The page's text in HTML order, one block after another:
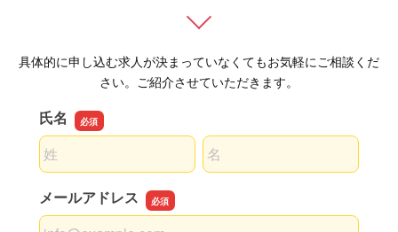
具体的に申し込む求人が決まっていなくてもお気軽にご相談くだ
さい。ご紹介させていただきます。